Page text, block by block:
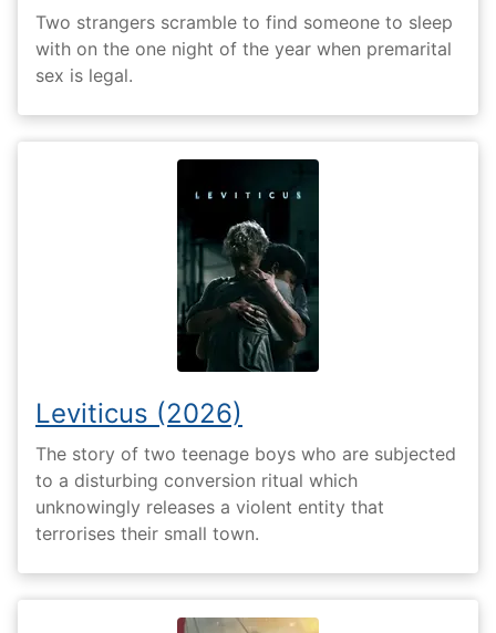
Two strangers scramble to find someone to sleep
with on the one night of the year when premarital
sex is legal.
Leviticus (2026)
The story of two teenage boys who are subjected
to a disturbing conversion ritual which
unknowingly releases a violent entity that
terrorises their small town.